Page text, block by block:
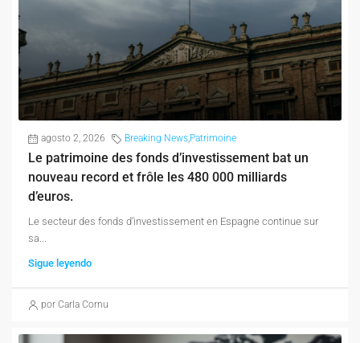
agosto 2, 2026 Breaking News,Patrimoine
Le patrimoine des fonds d’investissement bat un
nouveau record et frôle les 480 000 milliards
d’euros.
Le secteur des fonds d’investissement en Espagne continue sur
sa...
Sigue leyendo
por Carla Cornu